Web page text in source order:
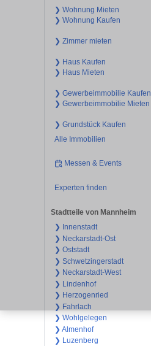
❯ Wohnung Mieten
❯ Wohnung Kaufen
❯ Zimmer mieten
❯ Haus Kaufen
❯ Haus Mieten
❯ Gewerbeimmobilie Kaufen
❯ Gewerbeimmobilie Mieten
❯ Grundstück Kaufen
Alle Immobilien
Messen & Events
Experten finden
Stadtteile von Mannheim
❯ Innenstadt
❯ Neckarstadt-Ost
❯ Oststadt
❯ Schwetzingerstadt
❯ Neckarstadt-West
❯ Lindenhof
❯ Herzogenried
❯ Fahrlach
❯ Wohlgelegen
❯ Almenhof
❯ Luzenberg